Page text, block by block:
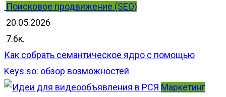
Поисковое продвижение (SEO)
20.05.2026
7.6к.
Как собрать семантическое ядро с помощью
Keys.so: обзор возможностей
Маркетинг